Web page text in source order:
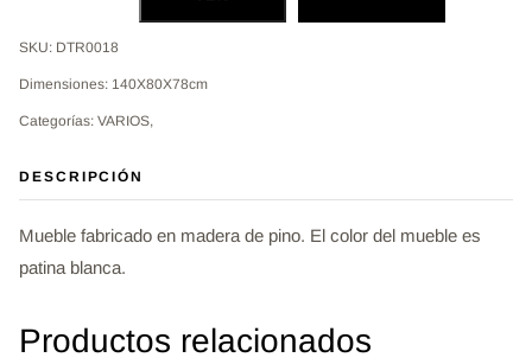
SKU: DTR0018
Dimensiones: 140Χ80Χ78cm
Categorías: VARIOS,
DESCRIPCIÓN
Mueble fabricado en madera de pino. El color del mueble es
patina blanca.
Productos relacionados